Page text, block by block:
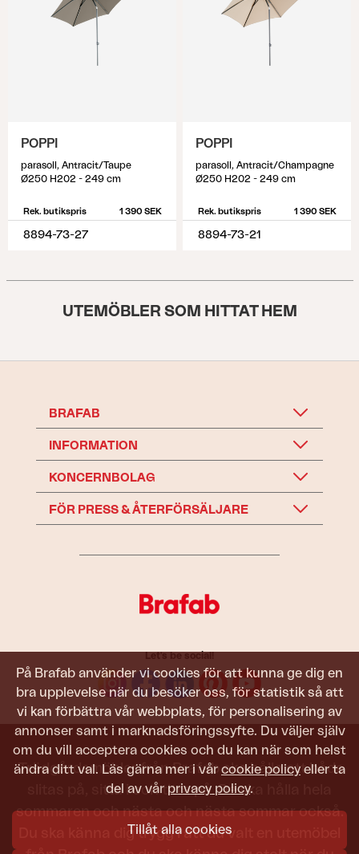
På Brafab använder vi cookies för att kunna ge dig en
bra upplevelse när du besöker oss, för statistik så att
vi kan förbättra vår webbplats, för personalisering av
annonser samt i marknadsföringssyfte. Du väljer själv
om du vill acceptera cookies och du kan när som helst
ändra ditt val. Läs gärna mer i vår cookie policy eller ta
del av vår privacy policy.
Tillåt alla cookies
POPPI
parasoll, Antracit/Taupe
Ø250 H202 - 249 cm
Rek. butikspris 1 390 SEK
8894-73-27
POPPI
parasoll, Antracit/Champagne
Ø250 H202 - 249 cm
Rek. butikspris 1 390 SEK
8894-73-21
UTEMÖBLER SOM HITTAT HEM
BRAFAB
INFORMATION
KONCERNBOLAG
FÖR PRESS & ÅTERFÖRSÄLJARE
Let's be social!
Trädgårdsmöbler från Brafab ska hålla att både
slitas på, sitta i och titta på. De ska hålla hela
sommaren och nästa och nästa sommar också.
Du ska känna dig trygg i att du valt en utemöbel